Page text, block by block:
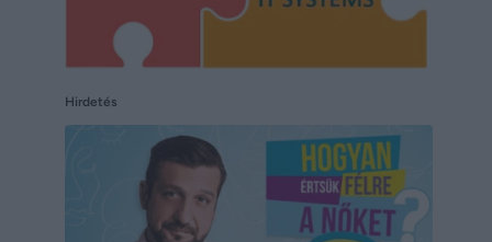
Hirdetés